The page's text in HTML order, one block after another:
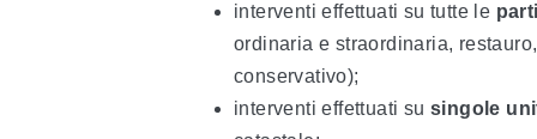
interventi effettuati su tutte le
ordinaria e straordinaria,
conservativo);
interventi effettuati su singole